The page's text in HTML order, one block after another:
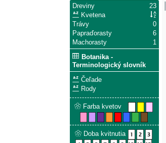
23
Dreviny
Kvetena
0
Trávy
6
Papraďorasty
1
Machorasty
Botanika -
Terminologický slovník
Čeľade
Rody
Farba kvetov
Doba kvitnutia